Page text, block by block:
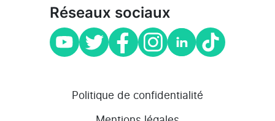
Réseaux sociaux
Politique de confidentialité